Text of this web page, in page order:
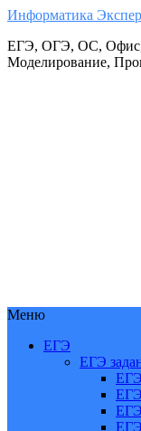
Информатика
ЕГЭ, ОГЭ, ОС, Офис,
Моделирование,
Меню
ЕГЭ
ЕГЭ
ЕГЭ